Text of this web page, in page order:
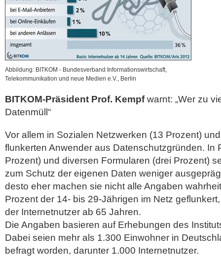
Abbildung: BITKOM - Bundesverband Informationswirtschaft,
Telekommunikation und neue Medien e.V., Berlin
BITKOM-Präsident Prof. Kempfwarnt: „Wer zu
Datenmüll“
Vor allem in Sozialen Netzwerken (13 Prozent)
flunkerten Anwender aus Datenschutzgründen. In
Prozent) und diversen Formularen (drei Prozent)
zum Schutz der eigenen Daten weniger
desto eher machen sie nicht alle Angaben
Prozent der 14- bis 29-Jährigen im Netz
der Internetnutzer ab 65 Jahren.
Die Angaben basieren auf Erhebungen des
Dabei seien mehr als 1.300 Einwohner in
befragt worden, darunter 1.000 Internetnutzer.